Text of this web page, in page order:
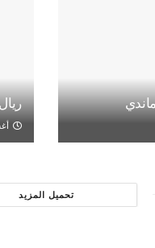
تحميل المزيد